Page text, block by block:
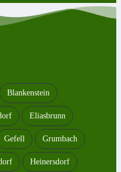
Blankenstein
Eliasbrunn
Gefell Grumbach
Heinersdorf